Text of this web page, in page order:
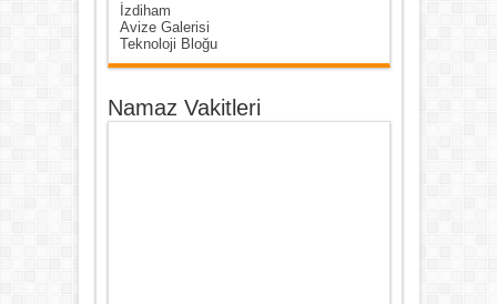
İzdiham
Avize Galerisi
Teknoloji Bloğu
Namaz Vakitleri